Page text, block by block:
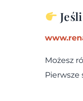
Możesz
Pierwsze